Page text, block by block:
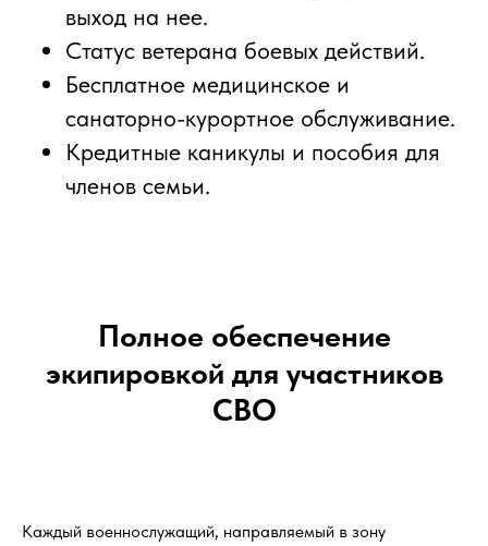
выход на нее.
Статус ветерана боевых действий.
Бесплатное медицинское и
санаторно-курортное обслуживание.
Кредитные каникулы и пособия для
членов семьи.
Полное обеспечение
экипировкой для участников
СВО
Каждый военнослужащий, направляемый в зону